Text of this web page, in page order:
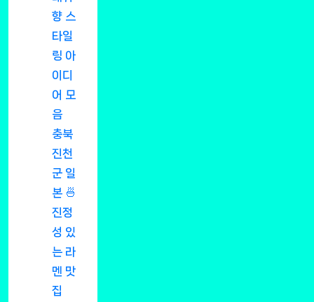
향 스
타일
링 아
이디
어 모
음
충북
진천
군 일
본 🍜
진정
성 있
는 라
멘 맛
집